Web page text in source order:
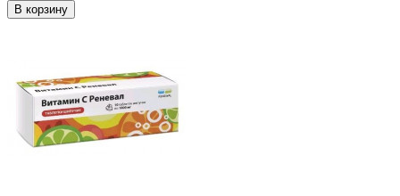
В корзину